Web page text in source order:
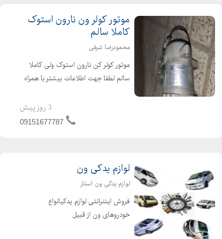
موتور کولر ون نارون استوک
کاملا سالم
محمودرضا شرفی
موتور کولر کن نارون استوک ولی کاملا
سالم لطفا جهت اطلاعات بیشتر با همراه
3 روز پیش
09151677787
لوازم یدکی ون
لوازم یدکی ون استار
فروش اینترانتی لوازم یدکیانواع
خودروهای ون از قبیل